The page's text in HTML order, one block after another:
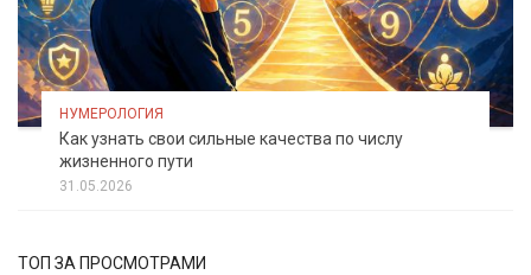
НУМЕРОЛОГИЯ
Как узнать свои сильные качества по числу
жизненного пути
31.05.2026
ТОП ЗА ПРОСМОТРАМИ